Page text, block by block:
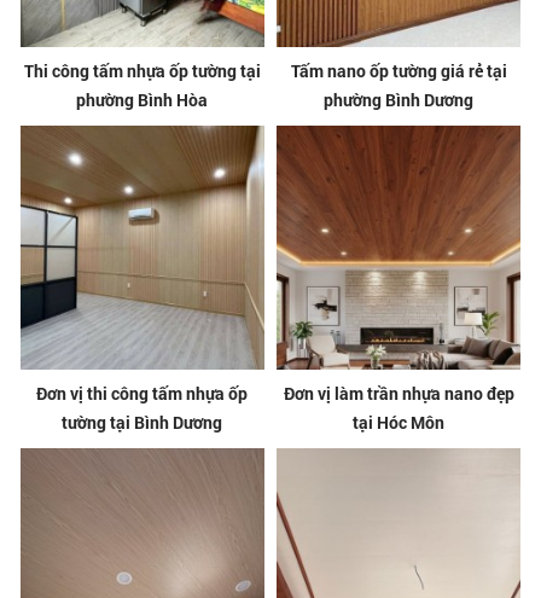
Thi công tấm nhựa ốp tường tại
phường Bình Hòa
Tấm nano ốp tường giá rẻ tại
phường Bình Dương
Đơn vị thi công tấm nhựa ốp
tường tại Bình Dương
Đơn vị làm trần nhựa nano đẹp
tại Hóc Môn